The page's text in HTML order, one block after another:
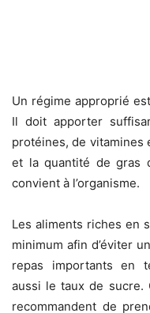
Un régime approprié
Il doit apporter
protéines, de vitamines
et la quantité de gras
convient à l’organisme.
Les aliments riches en
minimum afin d’éviter
repas importants en
aussi le taux de sucre.
recommandent de